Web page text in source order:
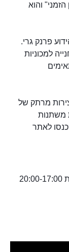
והוא
פרנק גרי.
למכוניות
מרתק של
משתנות
לאתר
הכניסה למוזיאון חופשית בכל יום ה' בין השעות 20:00-17:00